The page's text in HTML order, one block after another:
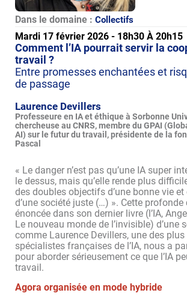
Dans le domaine : Collectifs
Mardi 17 février 2026 - 18h30 À 20h15
Comment l’IA pourrait servir la
travail ?
Entre promesses enchantées et
de passage
Laurence Devillers
Professeure en IA et éthique à Sorbonne
chercheuse au CNRS, membre du GPAI
AI) sur le futur du travail, présidente de la
Pascal
« Le danger n’est pas qu’une IA super
le dessus, mais qu’elle rende plus
des doubles objectifs d’une bonne vie
d’une société juste (…) ». Cette
énoncée dans son dernier livre (l’IA,
Le nouveau monde de l’invisible) d’une
comme Laurence Devillers, une des
spécialistes françaises de l’IA, nous a
pour aborder sérieusement ce que l’IA
travail.
Agora organisée en mode hybride